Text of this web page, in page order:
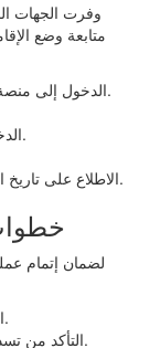
وفرت الجهات
متابعة وضع
الدخول إلى منصة الخدمات الإلكترونية التابعة لوزارة الداخلية.
الدخول إلى خدمة الاستعلام عن صلاحية الإقامة.
الاطلاع على تاريخ انتهاء الإقامة ومعرفة الوقت المتبقي للتجديد.
لضمان إتمام
التأكد من سداد رسوم تجديد الإقامة المقررة.
التأكد من تسديد أي مخالفات مرورية مسجلة على المقيم.